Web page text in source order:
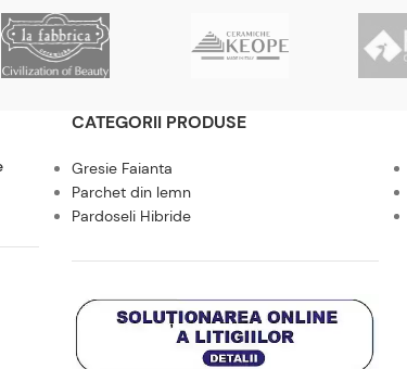
CATEGORII PRODUSE
Gresie Faianta
Parchet din lemn
Pardoseli Hibride